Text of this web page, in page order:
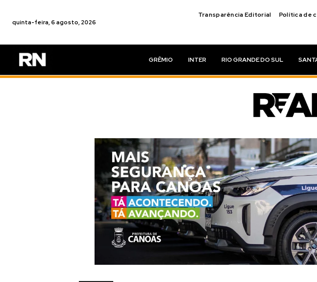
quinta-feira, 6 agosto, 2026
Transparência Editorial Política de
GRÊMIO INTER RIO GRANDE DO SUL